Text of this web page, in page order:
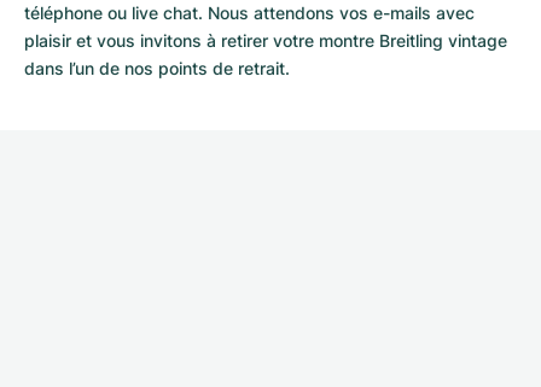
téléphone ou live chat. Nous attendons vos e-mails avec
plaisir et vous invitons à retirer votre montre Breitling vintage
dans l’un de nos points de retrait.